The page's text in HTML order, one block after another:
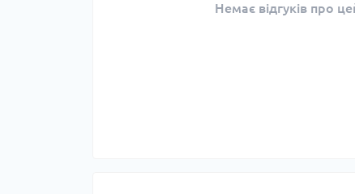
Немає відгуків про